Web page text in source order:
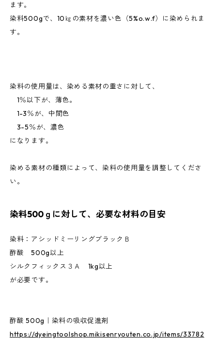
ます。
染料500gで、10㎏の素材を濃い色（5%o.w.f）に染められま
す。
染料の使用量は、染める素材の重さに対して、
1％以下が、薄色。
1-3％が、中間色
3-5％が、濃色
になります。
染める素材の種類によって、染料の使用量を調整してくださ
い。
染料500ｇに対して、必要な材料の目安
染料：アシッドミーリングブラックＢ
酢酸 500g以上
シルクフィックス３Ａ 1kg以上
が必要です。
酢酸 500g｜染料の吸収促進剤
https://dyeingtoolshop.mikisenryouten.co.jp/items/33782